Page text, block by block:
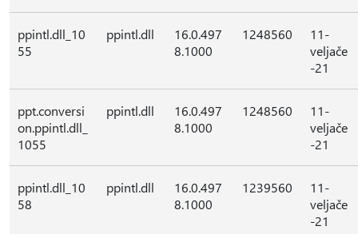
ppintl.dll_10
55
ppintl.dll
16.0.497
8.1000
1248560
11-
veljače
-21
ppt.conversi
on.ppintl.dll_
1055
ppintl.dll
16.0.497
8.1000
1248560
11-
veljače
-21
ppintl.dll_10
58
ppintl.dll
16.0.497
8.1000
1239560
11-
veljače
-21